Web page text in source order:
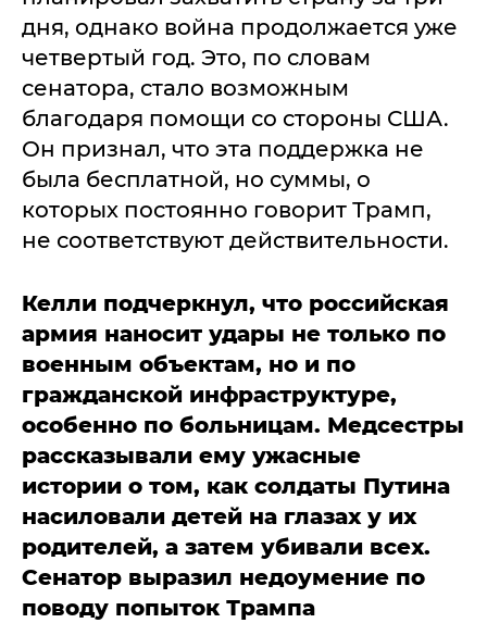
дня, однако война продолжается уже
четвертый год. Это, по словам
сенатора, стало возможным
благодаря помощи со стороны США.
Он признал, что эта поддержка не
была бесплатной, но суммы, о
которых постоянно говорит Трамп,
не соответствуют действительности.
Келли подчеркнул, что российская
армия наносит удары не только по
военным объектам, но и по
гражданской инфраструктуре,
особенно по больницам. Медсестры
рассказывали ему ужасные
истории о том, как солдаты Путина
насиловали детей на глазах у их
родителей, а затем убивали всех.
Сенатор выразил недоумение по
поводу попыток Трампа